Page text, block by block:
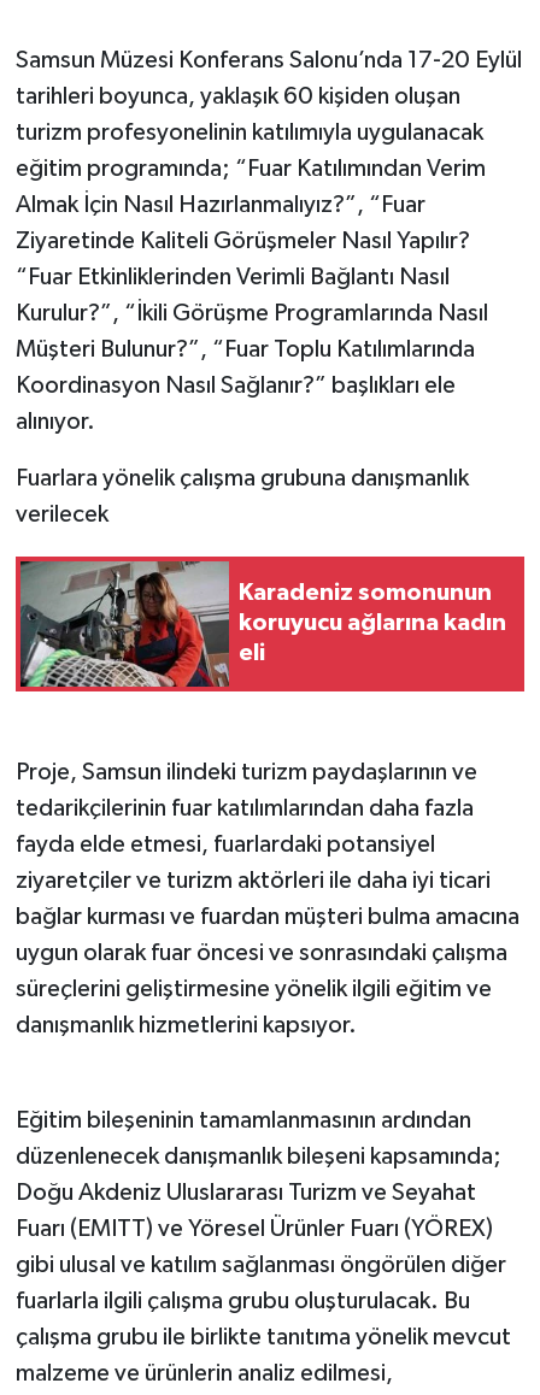
Samsun Müzesi Konferans Salonu’nda 17-20 Eylül
tarihleri boyunca, yaklaşık 60 kişiden oluşan
turizm profesyonelinin katılımıyla uygulanacak
eğitim programında; “Fuar Katılımından Verim
Almak İçin Nasıl Hazırlanmalıyız?”, “Fuar
Ziyaretinde Kaliteli Görüşmeler Nasıl Yapılır?
“Fuar Etkinliklerinden Verimli Bağlantı Nasıl
Kurulur?”, “İkili Görüşme Programlarında Nasıl
Müşteri Bulunur?”, “Fuar Toplu Katılımlarında
Koordinasyon Nasıl Sağlanır?” başlıkları ele
alınıyor.
Fuarlara yönelik çalışma grubuna danışmanlık
verilecek
Karadeniz somonunun
koruyucu ağlarına kadın
eli
Proje, Samsun ilindeki turizm paydaşlarının ve
tedarikçilerinin fuar katılımlarından daha fazla
fayda elde etmesi, fuarlardaki potansiyel
ziyaretçiler ve turizm aktörleri ile daha iyi ticari
bağlar kurması ve fuardan müşteri bulma amacına
uygun olarak fuar öncesi ve sonrasındaki çalışma
süreçlerini geliştirmesine yönelik ilgili eğitim ve
danışmanlık hizmetlerini kapsıyor.
Eğitim bileşeninin tamamlanmasının ardından
düzenlenecek danışmanlık bileşeni kapsamında;
Doğu Akdeniz Uluslararası Turizm ve Seyahat
Fuarı (EMITT) ve Yöresel Ürünler Fuarı (YÖREX)
gibi ulusal ve katılım sağlanması öngörülen diğer
fuarlarla ilgili çalışma grubu oluşturulacak. Bu
çalışma grubu ile birlikte tanıtıma yönelik mevcut
malzeme ve ürünlerin analiz edilmesi,